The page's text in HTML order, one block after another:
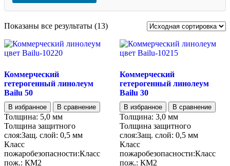
Показаны все результаты (13)
Коммерческий
гетерогенный линолеум
Bailu 50
В избранное В сравнение
Толщина: 5,0 мм
Толщина защитного
слоя:Защ. слой: 0,5 мм
Класс
пожаробезопасности:Класс
пож.: КМ2
Коммерческий
гетерогенный линолеум
Bailu 30
В избранное В сравнение
Толщина: 3,0 мм
Толщина защитного
слоя:Защ. слой: 0,5 мм
Класс
пожаробезопасности:Класс
пож.: КМ2